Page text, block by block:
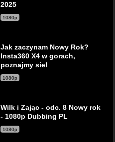
2025
1080p
Jak zaczynam Nowy Rok?
Insta360 X4 w gorach,
poznajmy sie!
1080p
Wilk i Zając - odc. 8 Nowy rok
- 1080p Dubbing PL
1080p